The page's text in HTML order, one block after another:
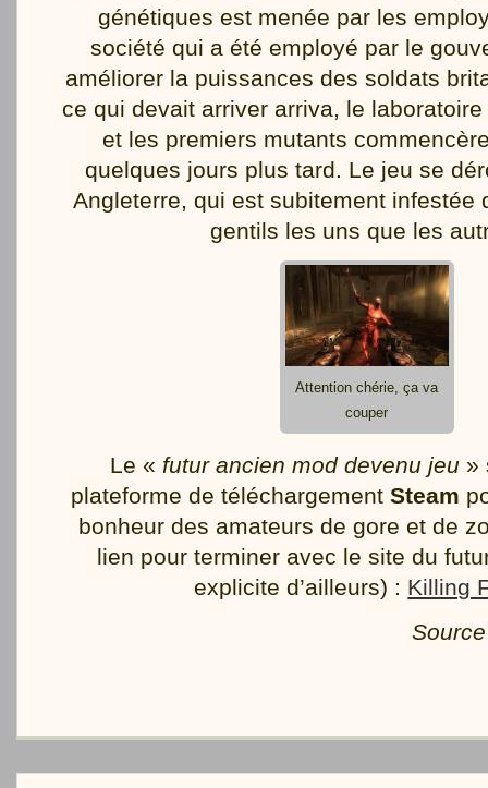
génétiques est menée par les
société qui a été employé par le
améliorer la puissances des soldats
ce qui devait arriver arriva, le
et les premiers mutants
quelques jours plus tard. Le jeu se
Angleterre, qui est subitement infestée
gentils les uns que les
Attention chérie, ça va
couper
Le « futur ancien mod devenu jeu»
plateforme de téléchargement Steam
bonheur des amateurs de gore et de
lien pour terminer avec le site du
explicite d’ailleurs) : Killing